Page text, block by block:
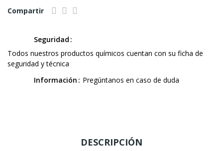
Compartir
Seguridad
Todos nuestros productos químicos cuentan con su ficha de
seguridad y técnica
Información
Pregúntanos en caso de duda
DESCRIPCIÓN